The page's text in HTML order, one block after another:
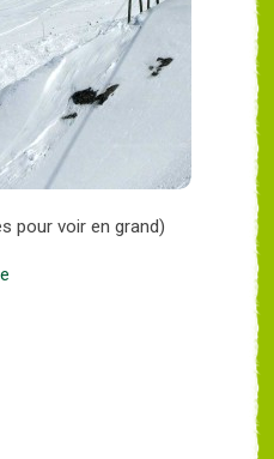
pour voir en grand)